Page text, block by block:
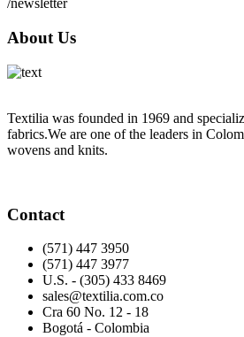
/newsletter
About Us
Textilia was founded in 1969 and
fabrics.We are one of the leaders in
wovens and knits.
Contact
(571) 447 3950
(571) 447 3977
U.S. - (305) 433 8469
sales@textilia.com.co
Cra 60 No. 12 - 18
Bogotá - Colombia